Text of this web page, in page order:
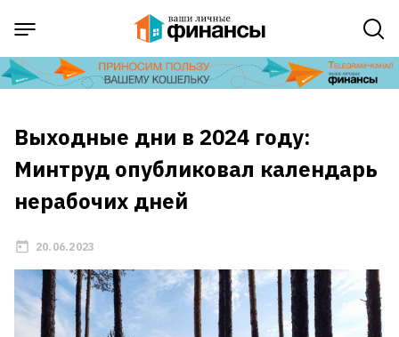
Выходные дни в 2024 году:
Минтруд опубликовал календарь
нерабочих дней
20.06.2023